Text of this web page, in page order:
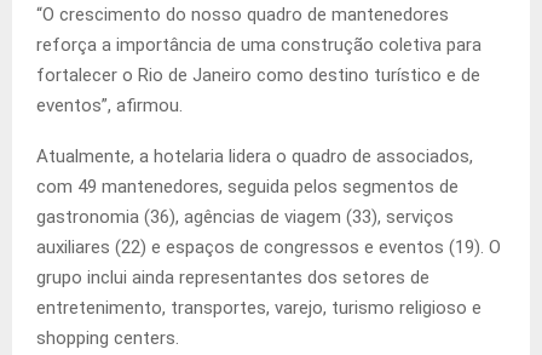
“O crescimento do nosso quadro de mantenedores
reforça a importância de uma construção coletiva para
fortalecer o Rio de Janeiro como destino turístico e de
eventos”, afirmou.
Atualmente, a hotelaria lidera o quadro de associados,
com 49 mantenedores, seguida pelos segmentos de
gastronomia (36), agências de viagem (33), serviços
auxiliares (22) e espaços de congressos e eventos (19). O
grupo inclui ainda representantes dos setores de
entretenimento, transportes, varejo, turismo religioso e
shopping centers.